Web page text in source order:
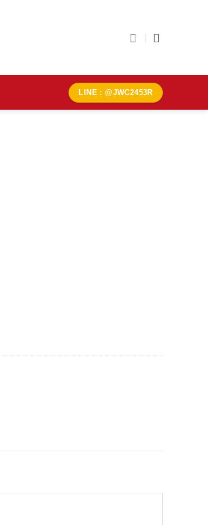
LINE : @JWC2453R